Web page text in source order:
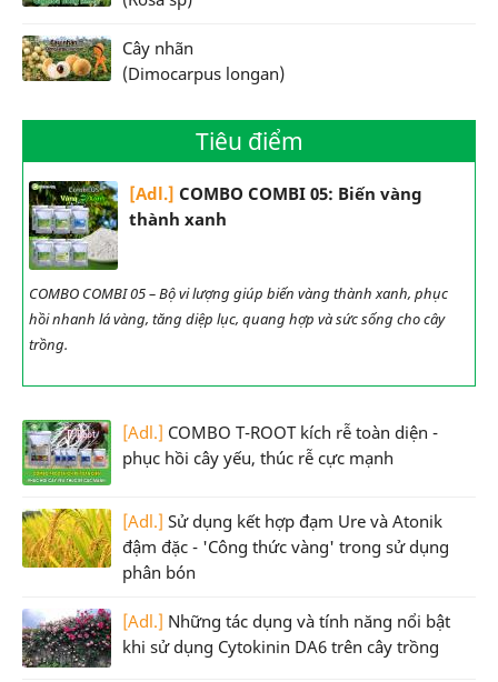
Cây nhãn
(Dimocarpus longan)
Tiêu điểm
[Adl.] COMBO COMBI 05: Biến vàng
thành xanh
COMBO COMBI 05 – Bộ vi lượng giúp biến vàng thành xanh, phục
hồi nhanh lá vàng, tăng diệp lục, quang hợp và sức sống cho cây
trồng.
[Adl.] COMBO T-ROOT kích rễ toàn diện -
phục hồi cây yếu, thúc rễ cực mạnh
[Adl.] Sử dụng kết hợp đạm Ure và Atonik
đậm đặc - 'Công thức vàng' trong sử dụng
phân bón
[Adl.] Những tác dụng và tính năng nổi bật
khi sử dụng Cytokinin DA6 trên cây trồng